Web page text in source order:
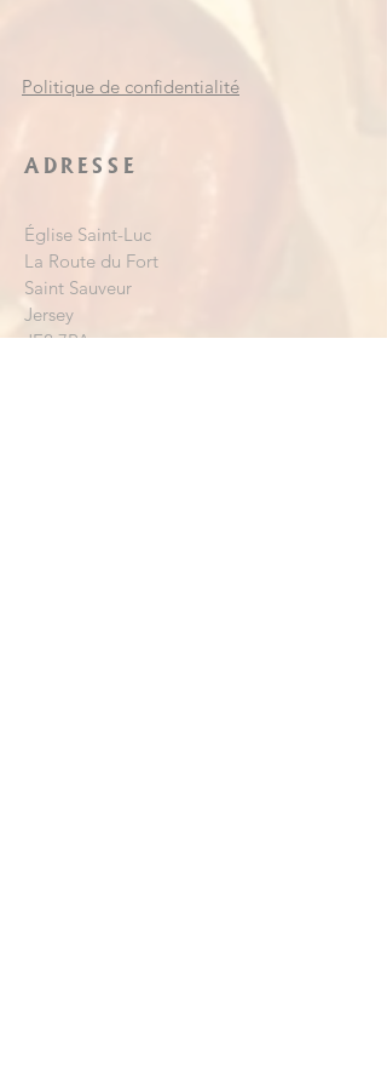
Politique de confidentialité
ADRESSE
Église Saint-Luc
La Route du Fort
Saint Sauveur
Jersey
JE2 7PA